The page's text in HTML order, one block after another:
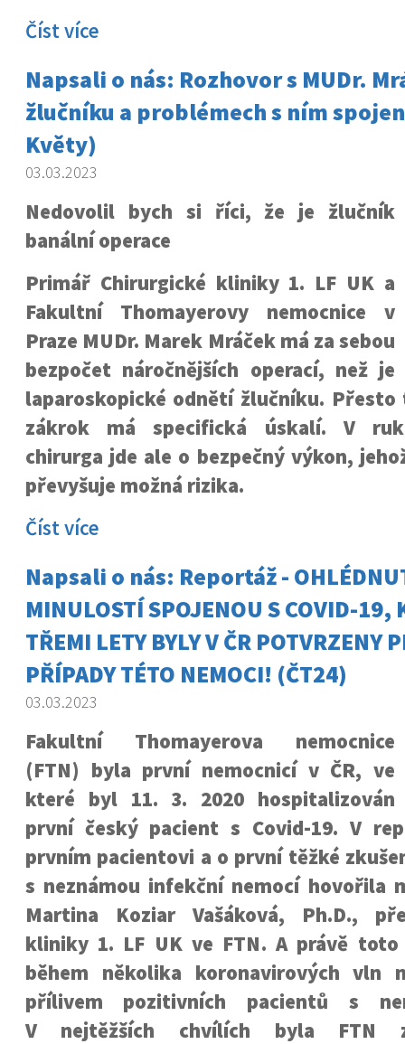
Číst více
Napsali o nás: Rozhovor s MUDr.
žlučníku a problémech s ním
Květy)
03.03.2023
Nedovolil bych si říci, že je žlučník
banální operace
Primář Chirurgické kliniky 1. LF UK a
Fakultní Thomayerovy nemocnice v
Praze MUDr. Marek Mráček má za sebou
bezpočet náročnějších operací, než je
laparoskopické odnětí žlučníku.
zákrok má specifická úskalí. V
chirurga jde ale o bezpečný výkon,
převyšuje možná rizika.
Číst více
Napsali o nás: Reportáž -
MINULOSTÍ SPOJENOU S COVID-19,
TŘEMI LETY BYLY V ČR POTVRZENY
PŘÍPADY TÉTO NEMOCI! (ČT24)
03.03.2023
Fakultní Thomayerova nemocnice
(FTN) byla první nemocnicí v ČR, ve
které byl 11. 3. 2020 hospitalizován
první český pacient s Covid-19. V
prvním pacientovi a o první těžké
s neznámou infekční nemocí hovořila
Martina Koziar Vašáková, Ph.D.,
kliniky 1. LF UK ve FTN. A právě toto
během několika koronavirových vln
přílivem pozitivních pacientů s
V nejtěžších chvílích byla FTN